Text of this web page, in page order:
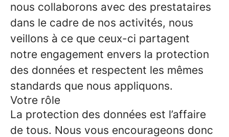
nous collaborons avec des prestataires
dans le cadre de nos activités, nous
veillons à ce que ceux-ci partagent
notre engagement envers la protection
des données et respectent les mêmes
standards que nous appliquons.
Votre rôle
La protection des données est l’affaire
de tous. Nous vous encourageons donc